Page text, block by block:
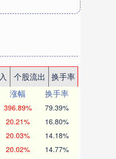
个股流出
换手率
涨幅
换手率
396.89% 79.39%
20.21% 16.80%
20.03% 14.18%
20.02% 14.77%